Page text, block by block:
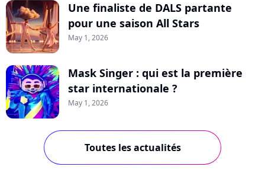
Une finaliste de DALS partante
pour une saison All Stars
May 1, 2026
Mask Singer : qui est la première
star internationale ?
May 1, 2026
Toutes les actualités